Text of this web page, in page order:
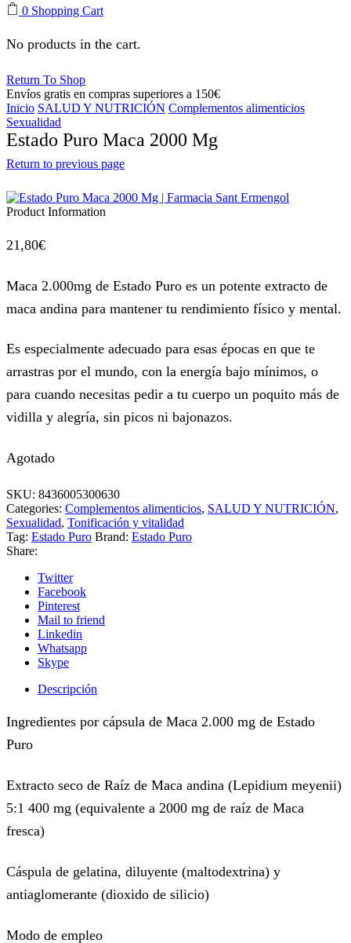
0 Shopping Cart
No products in the cart.
Return To Shop
Envíos gratis en compras superiores a 150€
Inicio SALUD Y NUTRICIÓN Complementos alimenticios
Sexualidad
Estado Puro Maca 2000 Mg
Return to previous page
Product Information
21,80€
Maca 2.000mg de Estado Puro es un potente extracto de
maca andina para mantener tu rendimiento físico y mental.
Es especialmente adecuado para esas épocas en que te
arrastras por el mundo, con la energía bajo mínimos, o
para cuando necesitas pedir a tu cuerpo un poquito más de
vidilla y alegría, sin picos ni bajonazos.
Agotado
SKU: 8436005300630
Categories: Complementos alimenticios, SALUD Y NUTRICIÓN,
Sexualidad, Tonificación y vitalidad
Tag: Estado Puro Brand: Estado Puro
Share:
Twitter
Facebook
Pinterest
Mail to friend
Linkedin
Whatsapp
Skype
Descripción
Ingredientes por cápsula de Maca 2.000 mg de Estado
Puro
Extracto seco de Raíz de Maca andina (Lepidium meyenii)
5:1 400 mg (equivalente a 2000 mg de raíz de Maca
fresca)
Cáspula de gelatina, diluyente (maltodextrina) y
antiaglomerante (dioxido de silicio)
Modo de empleo